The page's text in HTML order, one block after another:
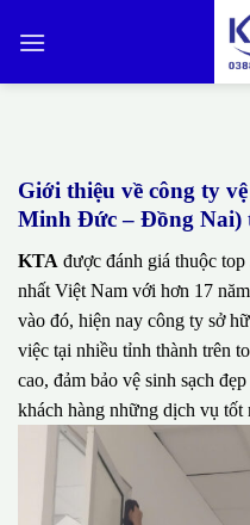
qua
Giới thiệu về công ty
Minh Đức – Đồng Nai)
KTA được đánh giá thuộc top
nhất Việt Nam với hơn 17
vào đó, hiện nay công ty sở
việc tại nhiều tỉnh thành trên
cao, đảm bảo vệ sinh sạch
khách hàng những dịch vụ tốt